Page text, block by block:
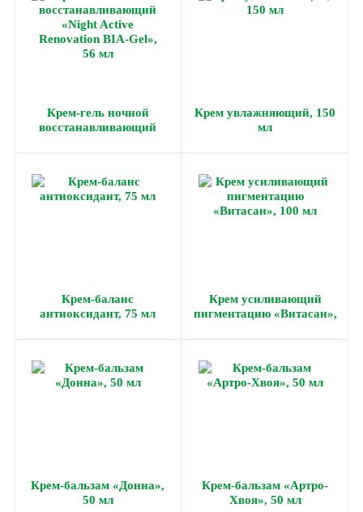
Крем-гель ночной
восстанавливающий
«Night Active Renovation
Крем увлажняющий, 150
мл
Крем-баланс
антиоксидант, 75 мл
Крем усиливающий
пигментацию «Витасан»,
Крем-бальзам «Донна»,
50 мл
Крем-бальзам «Артро-
Хвоя», 50 мл